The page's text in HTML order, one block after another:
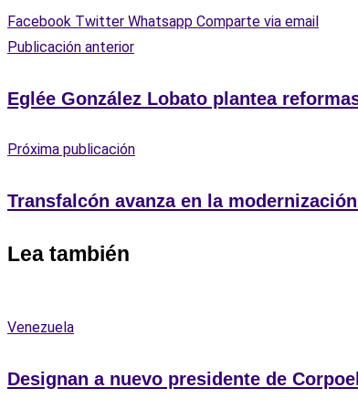
Facebook Twitter Whatsapp Comparte via email
Publicación anterior
Eglée González Lobato plantea
Próxima publicación
Transfalcón avanza en la
Lea también
Venezuela
Designan a nuevo presidente de